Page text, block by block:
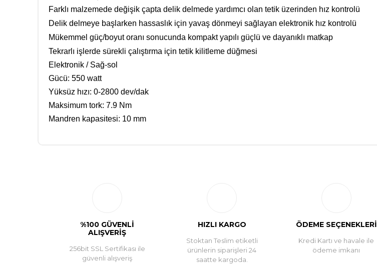
Farklı malzemede değişik çapta delik delmede yardımcı olan tetik üzerinden hız kontrolü
Delik delmeye başlarken hassaslık için yavaş dönmeyi sağlayan elektronik hız kontrolü
Mükemmel güç/boyut oranı sonucunda kompakt yapılı güçlü ve dayanıklı matkap
Tekrarlı işlerde sürekli çalıştırma için tetik kilitleme düğmesi
Elektronik / Sağ-sol
Gücü: 550 watt
Yüksüz hızı: 0-2800 dev/dak
Maksimum tork: 7.9 Nm
Mandren kapasitesi: 10 mm
%100 GÜVENLİ
ALIŞVERİŞ
256bit SSL Sertifikası ile
güvenli alışveriş
HIZLI KARGO
Stoktan Teslim etiketli
ürünlerin siparişleri 24
saatte kargoda.
ÖDEME SEÇENEKLERİ
Kredi Kartı ve havale ile
ödeme imkanı